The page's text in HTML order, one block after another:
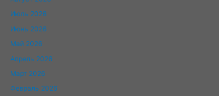
Июль 2026
Июнь 2026
Май 2026
Апрель 2026
Март 2026
Февраль 2026